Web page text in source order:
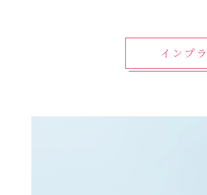
インプ